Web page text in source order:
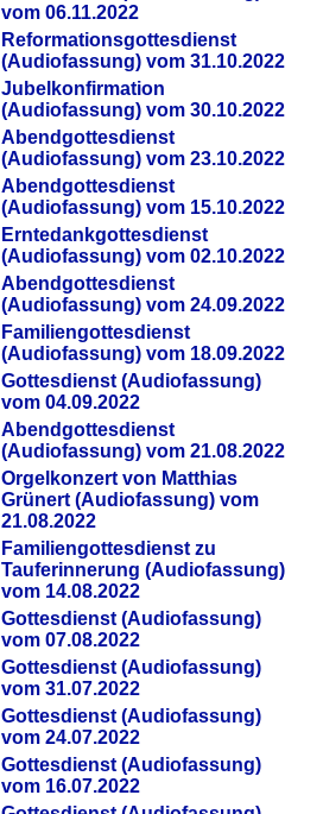
vom 06.11.2022
Reformationsgottesdienst
(Audiofassung) vom 31.10.2022
Jubelkonfirmation
(Audiofassung) vom 30.10.2022
Abendgottesdienst
(Audiofassung) vom 23.10.2022
Abendgottesdienst
(Audiofassung) vom 15.10.2022
Erntedankgottesdienst
(Audiofassung) vom 02.10.2022
Abendgottesdienst
(Audiofassung) vom 24.09.2022
Familiengottesdienst
(Audiofassung) vom 18.09.2022
Gottesdienst (Audiofassung)
vom 04.09.2022
Abendgottesdienst
(Audiofassung) vom 21.08.2022
Orgelkonzert von Matthias
Grünert (Audiofassung) vom
21.08.2022
Familiengottesdienst zu
Tauferinnerung (Audiofassung)
vom 14.08.2022
Gottesdienst (Audiofassung)
vom 07.08.2022
Gottesdienst (Audiofassung)
vom 31.07.2022
Gottesdienst (Audiofassung)
vom 24.07.2022
Gottesdienst (Audiofassung)
vom 16.07.2022